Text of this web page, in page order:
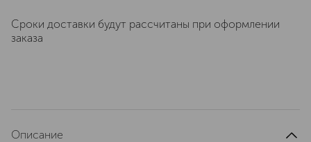
Сроки доставки будут рассчитаны при оформлении
заказа
Описание